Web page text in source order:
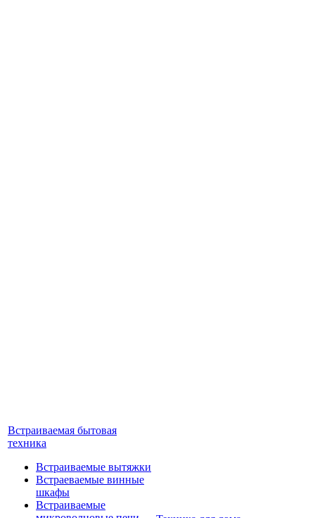
Встраиваемая бытовая
техника
Встраиваемые вытяжки
Встраеваемые винные
шкафы
Встраиваемые